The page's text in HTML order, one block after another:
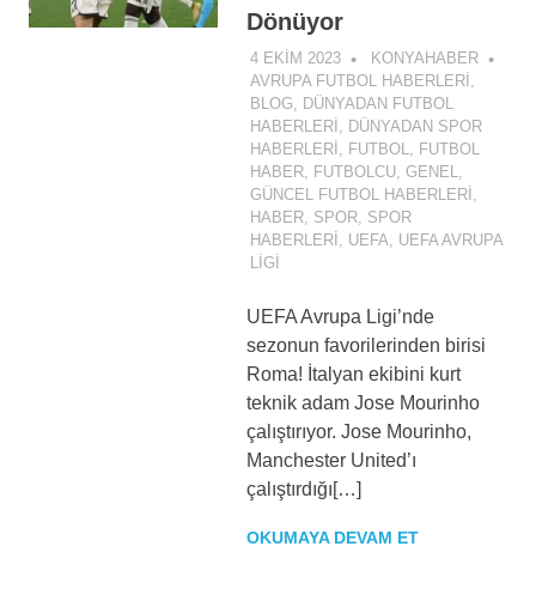
Dönüyor
4 EKIM 2023
KONYAHABER
AVRUPA FUTBOL HABERLERI ,
BLOG, DÜNYADAN FUTBOL
HABERLERI , DÜNYADAN SPOR
HABERLERI , FUTBOL, FUTBOL
HABER, FUTBOLCU, GENEL,
GÜNCEL FUTBOL HABERLERI ,
HABER, SPOR, SPOR
HABERLERI , UEFA, UEFA AVRUPA
LIGI
UEFA Avrupa Ligi’nde
sezonun favorilerinden birisi
Roma! İtalyan ekibini kurt
teknik adam Jose Mourinho
çalıştırıyor. Jose Mourinho,
Manchester United’ı
çalıştırdığı[…]
OKUMAYA DEVAM ET